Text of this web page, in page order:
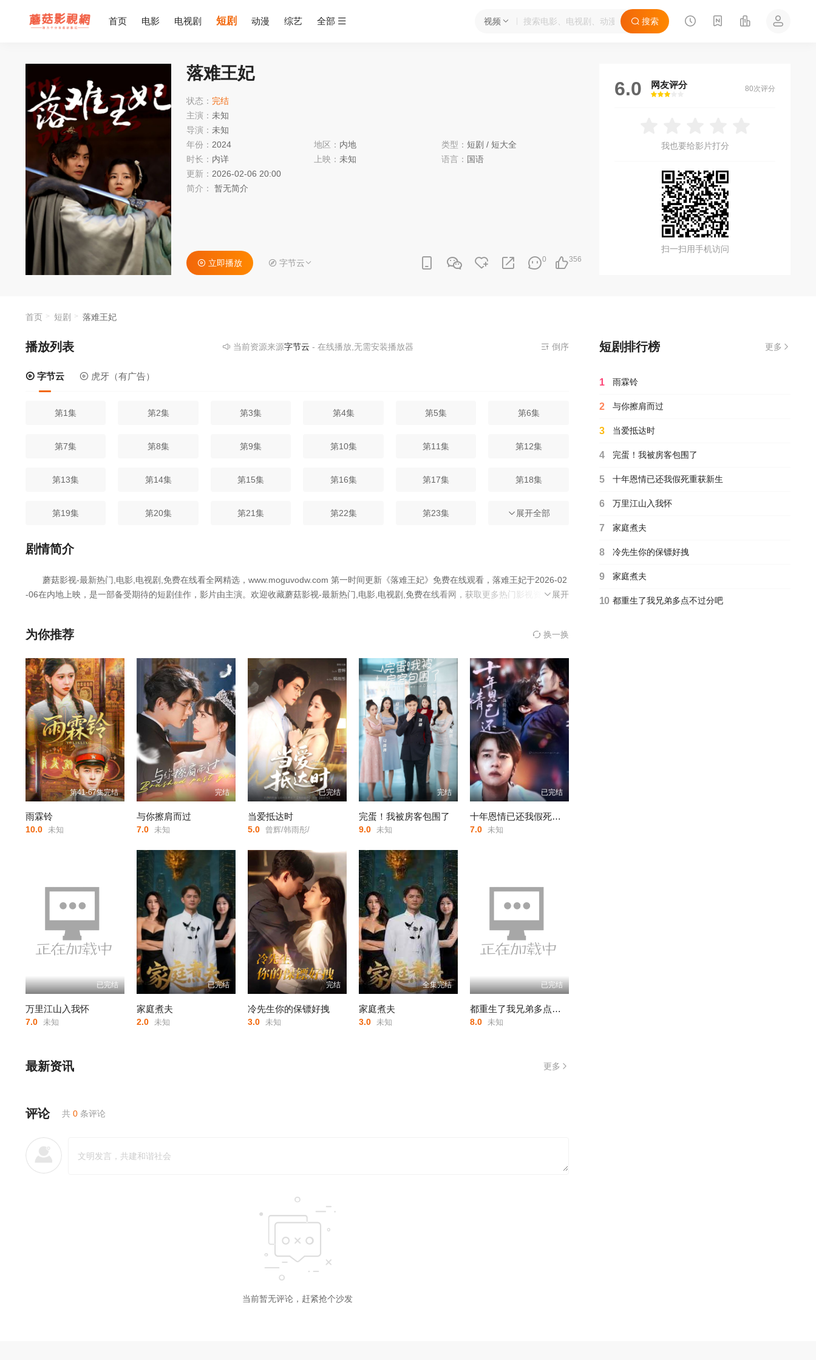
视频 搜索
首页 电影 电视剧 短剧 动漫 综艺 全部
落难王妃
状态： 完结
主演： 未知
导演： 未知
年份： 2024 地区： 内地 类型： 短剧 / 短大全
时长： 内详 上映： 未知 语言： 国语
更新： 2026-02-06 20:00
简介：
暂无简介
356
0
立即播放 字节云
6.0 网友评分
很差
较差还行推荐力荐
80次评分
我也要给影片打分
扫一扫用手机访问
首页 短剧 落难王妃
播放列表 当前资源来源字节云- 在线播放,无需安装播放器 倒序
字节云 虎牙（有广告）
第1集 第2集 第3集 第4集 第5集 第6集
第7集 第8集 第9集 第10集 第11集 第12集
第13集 第14集 第15集 第16集 第17集 第18集
第19集 第20集 第21集 第22集 第23集 第24集
第25集
第31集 第32集 第33集 第34集 第35集 第36集
第49集 第50集 第51集 第52集 第53集 第54集
第55集 第56集 第57集 第58集 第59集 第60集
第61集 第62集 第63集 第64集 第65集 第66集
第67集 第68集 第69集 第70集
展开全部
剧情简介
蘑菇影视-最新热门,电影,电视剧,免费在线看全网精选，www.moguvodw.com 第一时间更新《落难王妃》免费在线观看，落难王妃于2026-02
-06在内地上映，是一部备受期待的短剧佳作，影片由主演。欢迎收藏蘑菇影视-最新热门,电影,电视剧,免费在线看网，获取更多热门影视资源。展开
为你推荐 换一换
第41-67集完结
雨霖铃
10.0 未知
完结
与你擦肩而过
7.0 未知
已完结
当爱抵达时
5.0 曾辉/韩雨彤/
完结
完蛋！我被房客包围了
9.0 未知
已完结
十年恩情已还我假死重获新生
7.0 未知
已完结
万里江山入我怀
7.0 未知
已完结
家庭煮夫
2.0 未知
完结
冷先生你的保镖好拽
3.0 未知
全集完结
家庭煮夫
3.0 未知
已完结
都重生了我兄弟多点不过分吧
8.0 未知
最新资讯 更多
评论 共 0 条评论
当前暂无评论，赶紧抢个沙发
短剧排行榜 更多
1 雨霖铃
2 与你擦肩而过
3 当爱抵达时
4 完蛋！我被房客包围了
5 十年恩情已还我假死重获新生
6 万里江山入我怀
7 家庭煮夫
8 冷先生你的保镖好拽
9 家庭煮夫
10 都重生了我兄弟多点不过分吧